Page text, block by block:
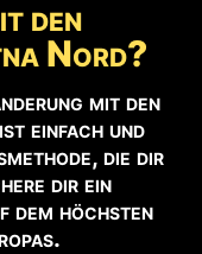
den
Nord?
mit den
einfach und
die dir
dir ein
dem höchsten